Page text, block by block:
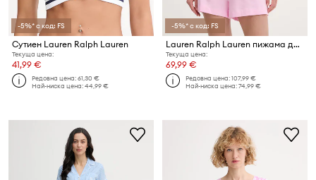
-5%* с код: FS
Сутиен Lauren Ralph Lauren
Текуща цена:
41,99 €
Редовна цена:61,30 €
Най-ниска цена:44,99 €
-5%* с код: FS
Lauren Ralph Lauren пижама дамска с памук
Текуща цена:
69,99 €
Редовна цена:107,99 €
Най-ниска цена:74,99 €